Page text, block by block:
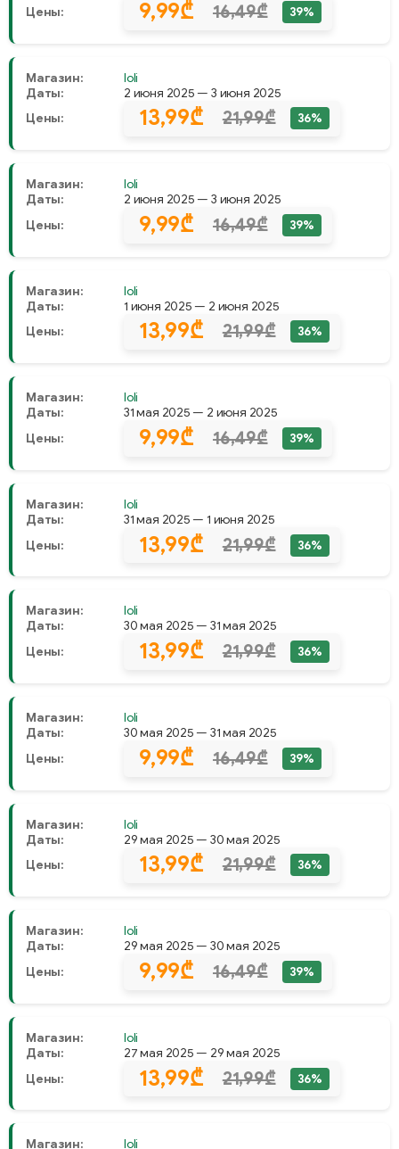
Цены: 9,99₾ 16,49₾ 39%
Магазин:
Ioli
Даты:
2 июня 2025 — 3 июня 2025
Цены:
13,99₾ 21,99₾ 36%
Магазин:
Ioli
Даты:
2 июня 2025 — 3 июня 2025
Цены:
9,99₾ 16,49₾ 39%
Магазин:
Ioli
Даты:
1 июня 2025 — 2 июня 2025
Цены:
13,99₾ 21,99₾ 36%
Магазин:
Ioli
Даты:
31 мая 2025 — 2 июня 2025
Цены:
9,99₾ 16,49₾ 39%
Магазин:
Ioli
Даты:
31 мая 2025 — 1 июня 2025
Цены:
13,99₾ 21,99₾ 36%
Магазин:
Ioli
Даты:
30 мая 2025 — 31 мая 2025
Цены:
13,99₾ 21,99₾ 36%
Магазин:
Ioli
Даты:
30 мая 2025 — 31 мая 2025
Цены:
9,99₾ 16,49₾ 39%
Магазин:
Ioli
Даты:
29 мая 2025 — 30 мая 2025
Цены:
13,99₾ 21,99₾ 36%
Магазин:
Ioli
Даты:
29 мая 2025 — 30 мая 2025
Цены:
9,99₾ 16,49₾ 39%
Магазин:
Ioli
Даты:
27 мая 2025 — 29 мая 2025
Цены:
13,99₾ 21,99₾ 36%
Магазин:
Ioli